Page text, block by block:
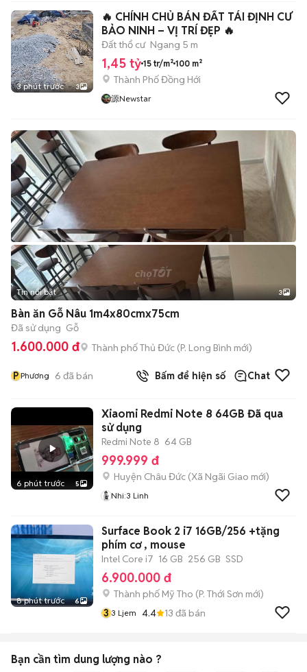
3 phút trước 3
🔥 CHÍNH CHỦ BÁN ĐẤT TÁI ĐỊNH CƯ
BẢO NINH – VỊ TRÍ ĐẸP 🔥
Đất thổ cư Ngang 5 m
1,45 tỷ 15 tr/m² 100 m²
Thành Phố Đồng Hới
源Newstar
Tin nổi bật 3
Bàn ăn Gỗ Nâu 1m4x80cmx75cm
Đã sử dụng Gỗ
1.600.000 đ Thành phố Thủ Đức (P. Long Bình mới)
P Phương 6 đã bán Bấm để hiện số Chat
6 phút trước 5
Xiaomi Redmi Note 8 64GB Đã qua
sử dụng
Redmi Note 8 64 GB
999.999 đ
Huyện Châu Đức (Xã Ngãi Giao mới)
Nhi:3 Linh
8 phút trước 6
Surface Book 2 i7 16GB/256 +tặng
phím cơ , mouse
Intel Core i7 16 GB 256 GB SSD
6.900.000 đ
Thành phố Mỹ Tho (P. Thới Sơn mới)
3 3 Ljem 4.4 13 đã bán
Bạn cần tìm dung lượng nào ?